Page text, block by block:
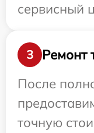
сервисный
3
Ремонт
После
точную